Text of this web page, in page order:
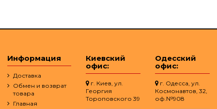
Информация
Доставка
Обмен и возврат
товара
Главная
Киевский
офис:
г. Киев, ул.
Георгия
Тороповского 39
Одесский
офис:
г. Одесса, ул.
Космонавтов, 32,
оф.№908